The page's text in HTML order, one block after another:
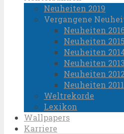
Neuheiten 2019
Vergangene
Neuheiten
Neuheiten 2015
Neuheiten
Neuheiten 2013
Neuheiten 2012
Neuheiten 2011
Weltrekorde
Lexikon
Wallpapers
Karriere